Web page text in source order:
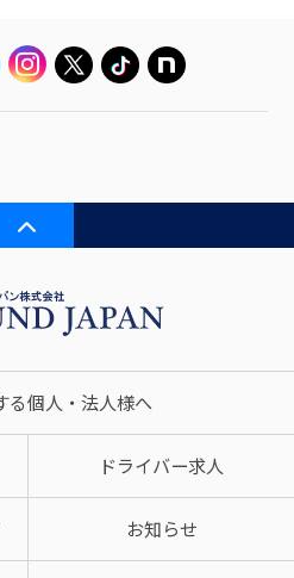
る個人・法人様へ
ドライバー求人
お知らせ